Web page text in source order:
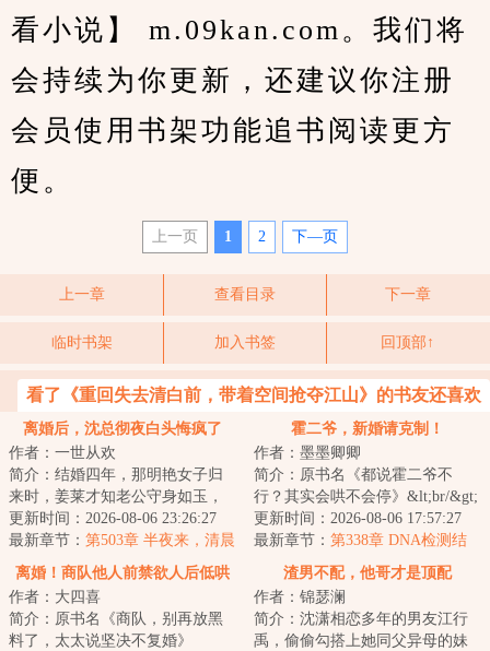
看小说】 m.09kan.com。我们将
会持续为你更新，还建议你注册
会员使用书架功能追书阅读更方
便。
上一页 1 2 下—页
上一章 查看目录 下一章
临时书架 加入书签 回顶部↑
看了《重回失去清白前，带着空间抢夺江山》的书友还喜欢
离婚后，沈总彻夜白头悔疯了
作者：一世从欢
简介：结婚四年，那明艳女子归
来时，姜莱才知老公守身如玉，
冷淡如冰，并非天性如此。
&lt;br/&gt;每月给...
更新时间：2026-08-06 23:26:27
最新章节： 第503章 半夜来，清晨
走
霍二爷，新婚请克制！
作者：墨墨卿卿
简介：原书名《都说霍二爷不
行？其实会哄不会停》&lt;br/&gt;
恢复听力那天，阮念念得知自己
被绿，甩了渣...
更新时间：2026-08-06 17:57:27
最新章节： 第338章 DNA检测结
离婚！商队他人前禁欲人后低哄
作者：大四喜
简介：原书名《商队，别再放黑
料了，太太说坚决不复婚》
渣男不配，他哥才是顶配
作者：锦瑟澜
简介：沈潇相恋多年的男友江行
禹，偷偷勾搭上她同父异母的妹